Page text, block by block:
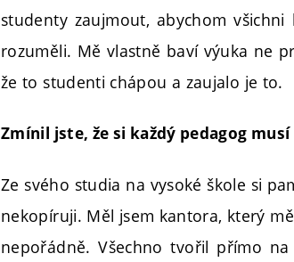
studenty zaujmout, abychom
rozuměli. Mě vlastně baví výuka ne
že to studenti chápou a zaujalo je to.
Zmínil jste, že si každý pedagog
Ze svého studia na vysoké škole si
nekopíruji. Měl jsem kantora, který
nepořádně. Všechno tvořil přímo